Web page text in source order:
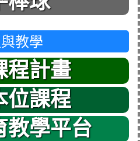
教學
程計畫
位課程
教學平台